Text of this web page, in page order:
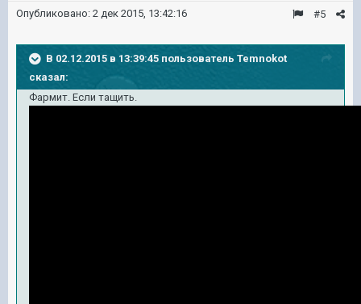
#5
Опубликовано: 2 дек 2015, 13:42:16
В 02.12.2015 в 13:39:45 пользователь Temnokot
сказал:
Фармит. Если тащить.